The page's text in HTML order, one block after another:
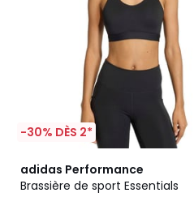
-30% DÈS 2*
adidas Performance
Brassière de sport Essentials
5
/